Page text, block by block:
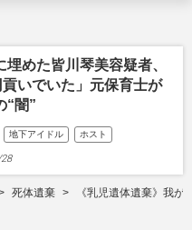
埋めた皆川琴美容疑者、
いでいた」元保育士が
“闇”
地下アイドル ホスト
死体遺棄 《乳児遺体遺棄》我